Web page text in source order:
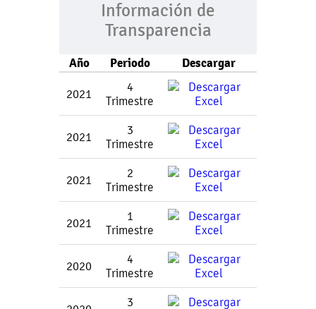
Información de
Transparencia
Año Periodo Descargar
2021
4
Trimestre
2021
3
Trimestre
2021
2
Trimestre
2021
1
Trimestre
2020
4
Trimestre
3